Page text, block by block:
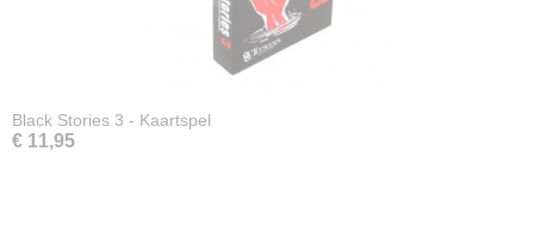
Black Stories 3 - Kaartspel
€ 11,95